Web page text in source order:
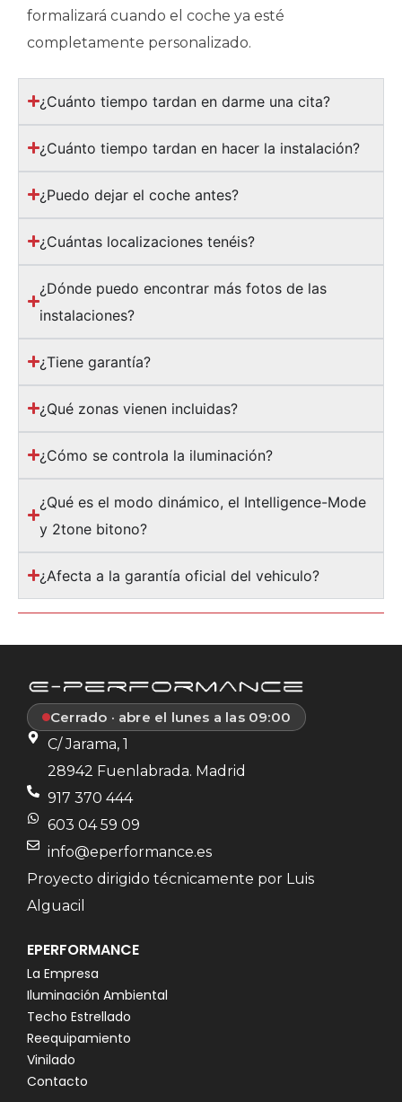
formalizará cuando el coche ya esté
completamente personalizado.
¿Cuánto tiempo tardan en darme una cita?
¿Cuánto tiempo tardan en hacer la instalación?
¿Puedo dejar el coche antes?
¿Cuántas localizaciones tenéis?
¿Dónde puedo encontrar más fotos de las
instalaciones?
¿Tiene garantía?
¿Qué zonas vienen incluidas?
¿Cómo se controla la iluminación?
¿Qué es el modo dinámico, el Intelligence-Mode
y 2tone bitono?
¿Afecta a la garantía oficial del vehiculo?
Cerrado · abre el lunes a las 09:00
C/ Jarama, 1
28942 Fuenlabrada. Madrid
917 370 444
603 04 59 09
info@eperformance.es
Proyecto dirigido técnicamente por Luis
Alguacil
EPERFORMANCE
La Empresa
Iluminación Ambiental
Techo Estrellado
Reequipamiento
Vinilado
Contacto